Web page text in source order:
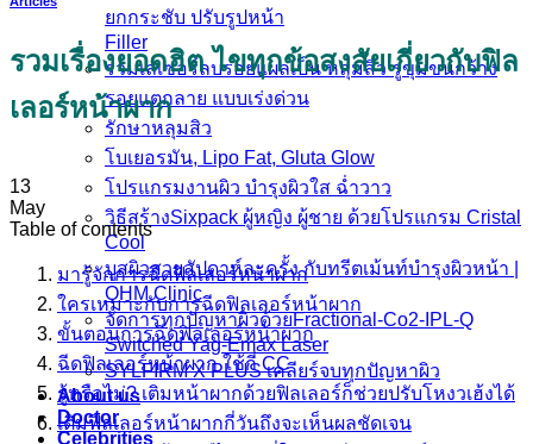
ยกกระชับ ปรับรูปหน้า
Filler
รวมเลเซอร์ลบรอยแผลเป็น หลุมสิว รูขุมขนกว้าง
รอยแตกลาย แบบเร่งด่วน
รักษาหลุมสิว
โบเยอรมัน, Lipo Fat, Gluta Glow
โปรแกรมงานผิว บำรุงผิวใส ฉ่ำวาว
วิธีสร้างSixpack ผู้หญิง ผู้ชาย ด้วยโปรแกรม Cristal
Cool
บูสผิวสวยสัปดาห์ละครั้ง กับทรีตเม้นท์บำรุงผิวหน้า |
OHM Clinic
จัดการทุกปัญหาผิวด้วยFractional-Co2-IPL-Q
Switched Yag-Emax Laser
SYLFIRM X PLUS เคลียร์จบทุกปัญหาผิว
About us
Doctor
Celebrities
รวมเรื่องยอดฮิต ไขทุกข้อสงสัยเกี่ยวกับฟิล
เลอร์หน้าผาก
13
May
Table of contents
มารู้จักการฉีดฟิลเลอร์หน้าผาก
ใครเหมาะกับการฉีดฟิลเลอร์หน้าผาก
ขั้นตอนการฉีดฟิลเลอร์หน้าผาก
ฉีดฟิลเลอร์หน้าผาก ใช้กี่ CC
รู้หรือไม่? เติมหน้าผากด้วยฟิลเลอร์ก็ช่วยปรับโหงวเฮ้งได้
เติมฟิลเลอร์หน้าผากกี่วันถึงจะเห็นผลชัดเจน